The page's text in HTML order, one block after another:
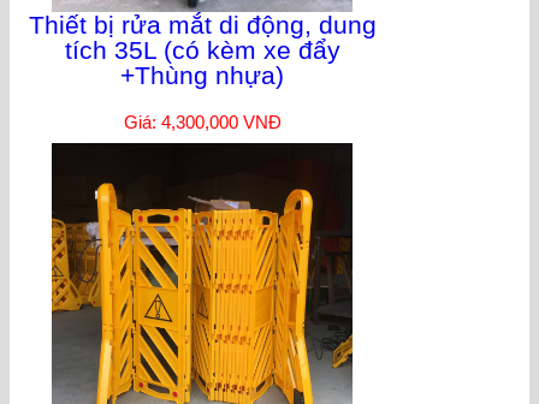
Thiết bị rửa mắt di động, dung
tích 35L (có kèm xe đẩy
+Thùng nhựa)
Giá: 4,300,000 VNĐ